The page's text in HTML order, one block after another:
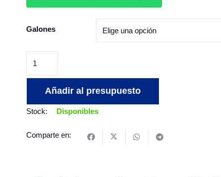
Galones
cantidadAñadir al presupuesto
Stock: Disponibles
Comparte en: